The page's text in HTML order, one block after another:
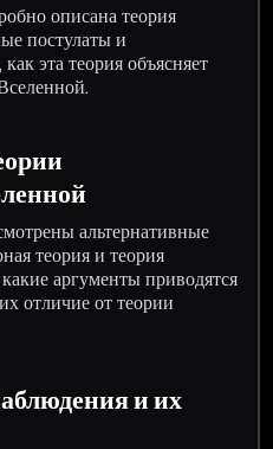
описана теория
постулаты и
эта теория объясняет
альтернативные
теория и теория
аргументы приводятся
отличие от теории
и их